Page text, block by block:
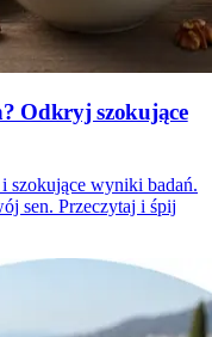
Odkryj szokujące
szokujące wyniki badań.
sen. Przeczytaj i śpij